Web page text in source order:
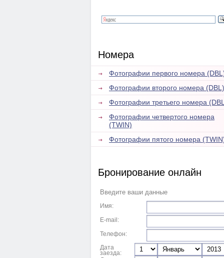
Номера
Фотографии первого номера
Фотографии второго номера (DBL)
Фотографии третьего номера
Фотографии четвертого номера
(TWIN)
Фотографии пятого номера
Бронирование онлайн
Введите ваши данные
Имя:
E-mail:
Телефон:
Дата
заезда: